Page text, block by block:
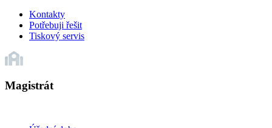
Kontakty
Potřebuji řešit
Tiskový servis
Magistrát